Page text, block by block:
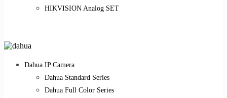
HIKVISION Analog SET
Dahua IP Camera
Dahua Standard Series
Dahua Full Color Series